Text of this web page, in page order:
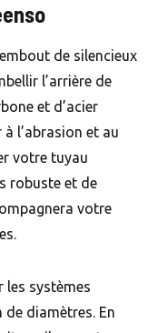
de silencieux
l’arrière de
et d’acier
l’abrasion et au
votre tuyau
robuste et de
votre
les systèmes
de diamètres. En